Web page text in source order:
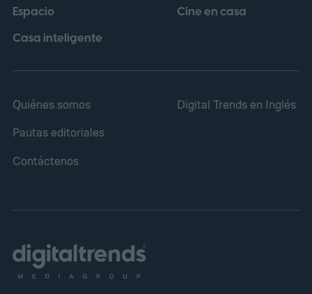
comercialmente a partir del 18 de febrero
de 2027.
Espacio
Casa inteligente
Cine en casa
Quiénes somos
Pautas editoriales
Contáctenos
Digital Trends en Inglés